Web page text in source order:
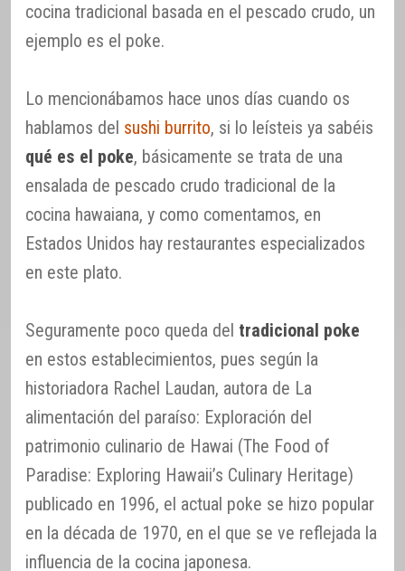
cocina tradicional basada en el pescado crudo, un
ejemplo es el poke.
Lo mencionábamos hace unos días cuando os
hablamos del sushi burrito, si lo leísteis ya sabéis
qué es el poke, básicamente se trata de una
ensalada de pescado crudo tradicional de la
cocina hawaiana, y como comentamos, en
Estados Unidos hay restaurantes especializados
en este plato.
Seguramente poco queda del tradicional poke
en estos establecimientos, pues según la
historiadora Rachel Laudan, autora de La
alimentación del paraíso: Exploración del
patrimonio culinario de Hawai (The Food of
Paradise: Exploring Hawaii’s Culinary Heritage)
publicado en 1996, el actual poke se hizo popular
en la década de 1970, en el que se ve reflejada la
influencia de la cocina japonesa.